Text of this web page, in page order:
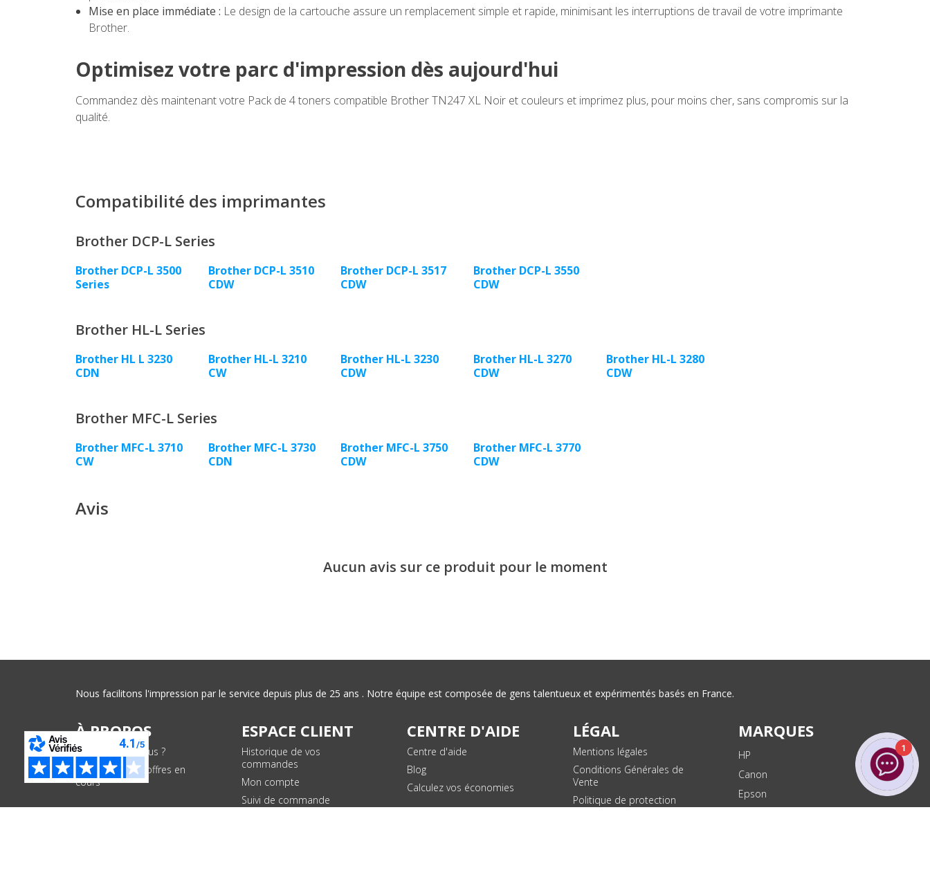
Mise en place immédiate : Le design de la cartouche assure un remplacement simple et rapide, minimisant les interruptions de travail de votre imprimante
Brother.
Optimisez votre parc d'impression dès aujourd'hui
Commandez dès maintenant votre Pack de 4 toners compatible Brother TN247 XL Noir et couleurs et imprimez plus, pour moins cher, sans compromis sur la
qualité.
Compatibilité des imprimantes
Brother DCP-L Series
Brother DCP-L 3500
Series
Brother DCP-L 3510
CDW
Brother DCP-L 3517
CDW
Brother DCP-L 3550
CDW
Brother HL-L Series
Brother HL L 3230
CDN
Brother HL-L 3210
CW
Brother HL-L 3230
CDW
Brother HL-L 3270
CDW
Brother HL-L 3280
CDW
Brother MFC-L Series
Brother MFC-L 3710
CW
Brother MFC-L 3730
CDN
Brother MFC-L 3750
CDW
Brother MFC-L 3770
CDW
Avis
Aucun avis sur ce produit pour le moment
Nous facilitons l'impression par le service depuis plus de 25 ans . Notre équipe est composée de gens talentueux et expérimentés basés en France.
À PROPOS
Qui sommes-nous ?
Conditions des offres en
cours
ESPACE CLIENT
Historique de vos
commandes
Mon compte
Suivi de commande
CENTRE D'AIDE
Centre d'aide
Blog
Calculez vos économies
LÉGAL
Mentions légales
Conditions Générales de
Vente
Politique de protection
MARQUES
HP
Canon
Epson
1